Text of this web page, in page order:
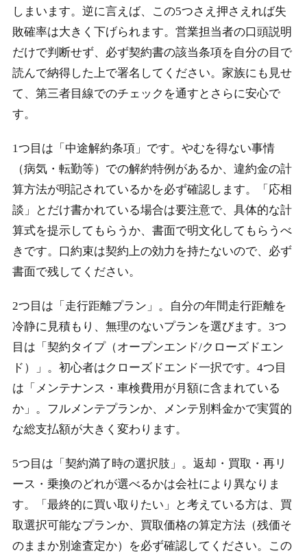
しまいます。逆に言えば、この5つさえ押さえれば失
敗確率は大きく下げられます。営業担当者の口頭説明
だけで判断せず、必ず契約書の該当条項を自分の目で
読んで納得した上で署名してください。家族にも見せ
て、第三者目線でのチェックを通すとさらに安心で
す。
1つ目は「中途解約条項」 です。やむを得ない事情
（病気・転勤等）での解約特例があるか、違約金の計
算方法が明記されているかを必ず確認します。「応相
談」とだけ書かれている場合は要注意で、具体的な計
算式を提示してもらうか、書面で明文化してもらうべ
きです。口約束は契約上の効力を持たないので、必ず
書面で残してください。
2つ目は「走行距離プラン」。自分の年間走行距離を
冷静に見積もり、無理のないプランを選びます。3つ
目は「契約タイプ（オープンエンド/クローズドエン
ド）」。初心者はクローズドエンド一択です。4つ目
は「メンテナンス・車検費用が月額に含まれている
か」。フルメンテプランか、メンテ別料金かで実質的
な総支払額が大きく変わります。
5つ目は「契約満了時の選択肢」。返却・買取・再リ
ース・乗換のどれが選べるかは会社により異なりま
す。「最終的に買い取りたい」と考えている方は、買
取選択可能なプランか、買取価格の算定方法（残価そ
のままか別途査定か）を必ず確認してください。この